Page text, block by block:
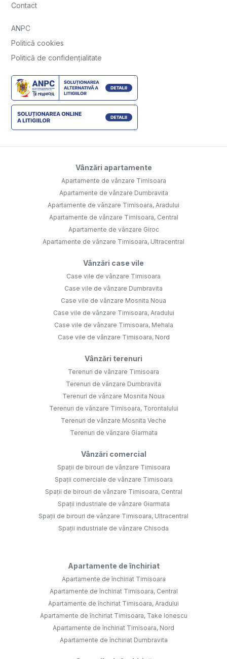
Contact
ANPC
Politică cookies
Politică de confidențialitate
Vânzări apartamente
Apartamente de vânzare Timisoara
Apartamente de vânzare Dumbravita
Apartamente de vânzare Timisoara, Aradului
Apartamente de vânzare Timisoara, Central
Apartamente de vânzare Giroc
Apartamente de vânzare Timisoara, Ultracentral
Vânzări case vile
Case vile de vânzare Timisoara
Case vile de vânzare Dumbravita
Case vile de vânzare Mosnita Noua
Case vile de vânzare Timisoara, Aradului
Case vile de vânzare Timisoara, Mehala
Case vile de vânzare Timisoara, Nord
Vânzări terenuri
Terenuri de vânzare Timisoara
Terenuri de vânzare Dumbravita
Terenuri de vânzare Mosnita Noua
Terenuri de vânzare Timisoara, Torontalului
Terenuri de vânzare Mosnita Veche
Terenuri de vânzare Giarmata
Vânzări comercial
Spații de birouri de vânzare Timisoara
Spații comerciale de vânzare Timisoara
Spații de birouri de vânzare Timisoara, Central
Spații industriale de vânzare Giarmata
Spații de birouri de vânzare Timisoara, Ultracentral
Spații industriale de vânzare Chisoda
Apartamente de închiriat
Apartamente de închiriat Timisoara
Apartamente de închiriat Timisoara, Central
Apartamente de închiriat Timisoara, Aradului
Apartamente de închiriat Timisoara, Take Ionescu
Apartamente de închiriat Timisoara, Nord
Apartamente de închiriat Dumbravita